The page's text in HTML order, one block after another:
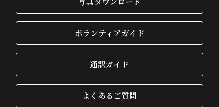
ボランティアガイド
通訳ガイド
よくあるご質問